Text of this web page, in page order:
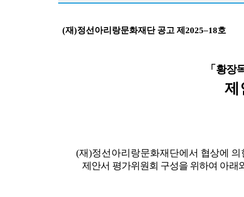
(재)정선아리랑문화재단 공고 제 2025–18호
「 황장
제
(재)정선아리랑문화재단에서 협상에
제안서 평가위원회 구성을 위하여 아래